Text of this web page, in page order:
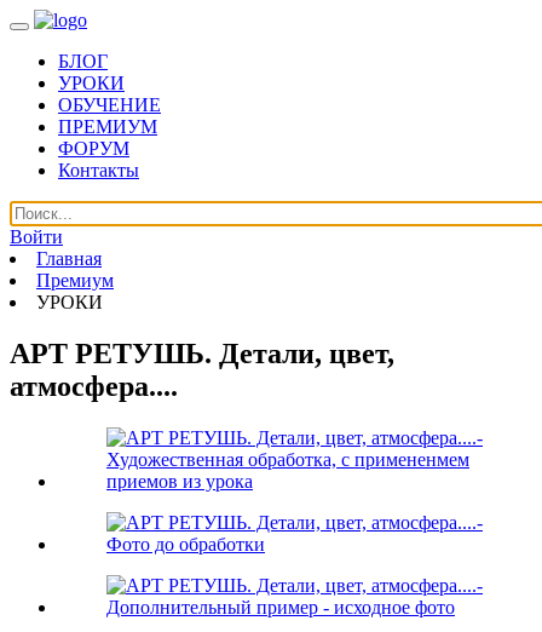
БЛОГ
УРОКИ
ОБУЧЕНИЕ
ПРЕМИУМ
ФОРУМ
Контакты
Войти
Главная
Премиум
УРОКИ
АРТ РЕТУШЬ. Детали, цвет,
атмосфера....